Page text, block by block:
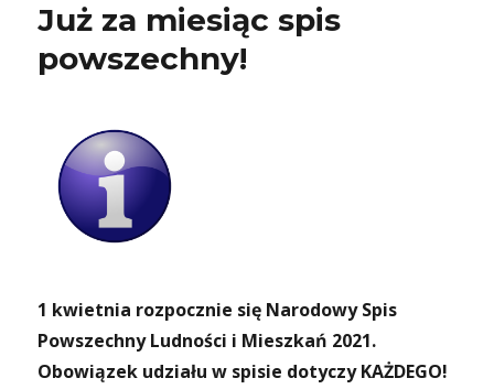
Już za miesiąc spis
powszechny!
1 kwietnia rozpocznie się Narodowy Spis
Powszechny Ludności i Mieszkań 2021.
Obowiązek udziału w spisie dotyczy KAŻDEGO!